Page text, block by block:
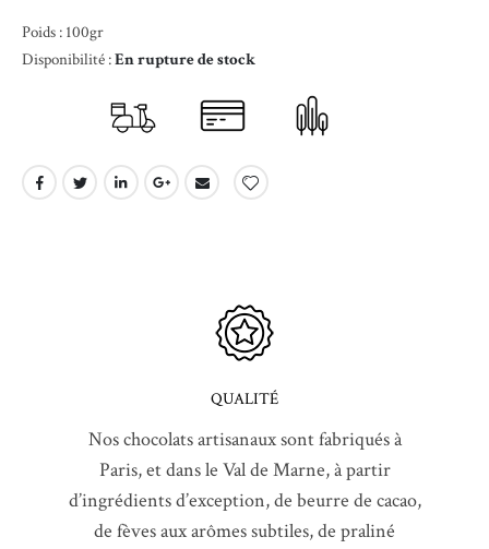
Poids : 100gr
Disponibilité :En rupture de stock
QUALITÉ
Nos chocolats artisanaux sont fabriqués à
Paris, et dans le Val de Marne, à partir
d’ingrédients d’exception, de beurre de cacao,
de fèves aux arômes subtiles, de praliné